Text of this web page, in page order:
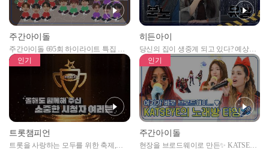
주간아이돌
주간아이돌 695회 하이라이트 특집 남
자아이돌편 예고
히든아이
당신의 집이 생중계 되고 있다? 예상치
못한 곳에서 일어나는 불법촬영 범죄!
인기
트롯챔피언
트롯을 사랑하는 모두를 위한 축제,
인기
주간아이돌
현장을 브로드웨이로 만든✨ KATSEYE